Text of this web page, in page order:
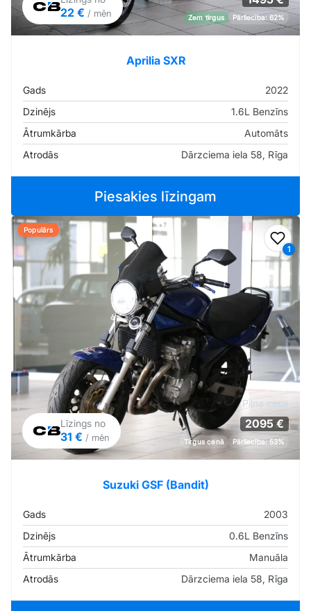
22 € / mēn Zem tirgus Pārliecība: 62%
Aprilia SXR
Gads
2022
Dzinējs
1.6L Benzīns
Ātrumkārba
Automāts
Atrodās
Dārzciema iela 58, Rīga
Piesakies līzingam
1
Populārs
Līzings no
31 € / mēn
Pilna cena
2095 €
Tirgus cenā Pārliecība: 53%
Suzuki GSF (Bandit)
Gads
2003
Dzinējs
0.6L Benzīns
Ātrumkārba
Manuāla
Atrodās
Dārzciema iela 58, Rīga